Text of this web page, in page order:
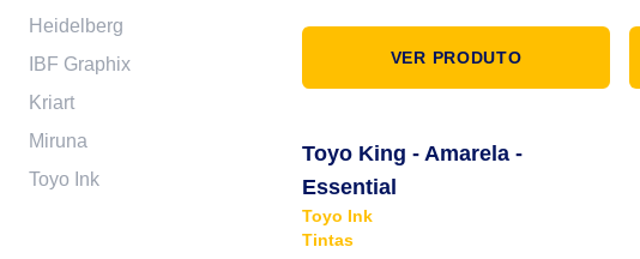
Heidelberg
IBF Graphix
Kriart
Miruna
Toyo Ink
VER PRODUTO
Toyo King - Amarela -
Essential
Toyo Ink
Tintas